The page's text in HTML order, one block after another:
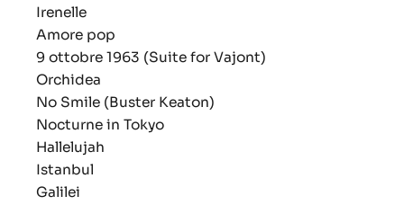
Irenelle
Amore pop
9 ottobre 1963 (Suite for Vajont)
Orchidea
No Smile (Buster Keaton)
Nocturne in Tokyo
Hallelujah
Istanbul
Galilei